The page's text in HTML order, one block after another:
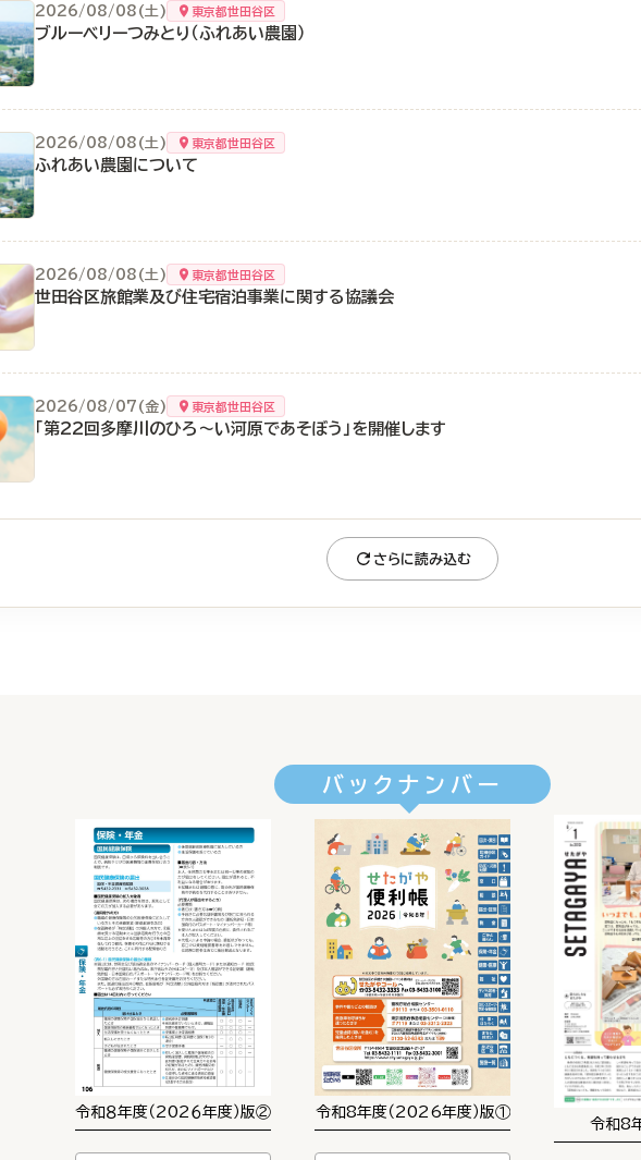
2026/08/08(土) 東京都世田谷区
ブルーベリーつみとり（ふれあい農園）
2026/08/08(土) 東京都世田谷区
ふれあい農園について
2026/08/08(土) 東京都世田谷区
世田谷区旅館業及び住宅宿泊事業に関する協議会
2026/08/07(金) 東京都世田谷区
「第22回多摩川のひろ～い河原であそぼう」を開催します
さらに読み込む
バックナンバー
令和８年度（202６年度）版② 令和8年度（2026年度）版①
令和8